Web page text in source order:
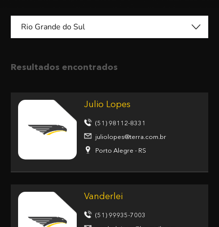
Rio Grande do Sul
Resultados encontrados
Julio Lopes
(51) 98112-8331
juliolopes@terra.com.br
Porto Alegre - RS
Vanderlei
(51) 99935-7003